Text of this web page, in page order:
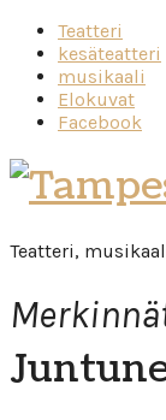
Teatteri
kesäteatteri
musikaali
Elokuvat
Facebook
Teatro
Teatteri,